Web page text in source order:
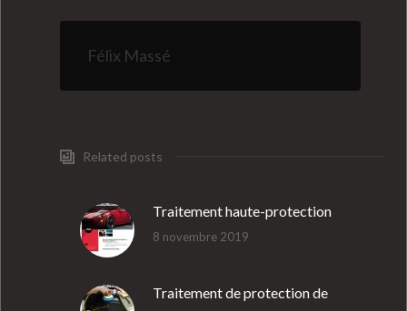
Félix Massé
Related posts
Traitement haute-protection
8 novembre 2019
Traitement de protection de